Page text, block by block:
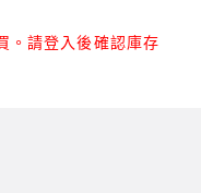
。請登入後確認庫存